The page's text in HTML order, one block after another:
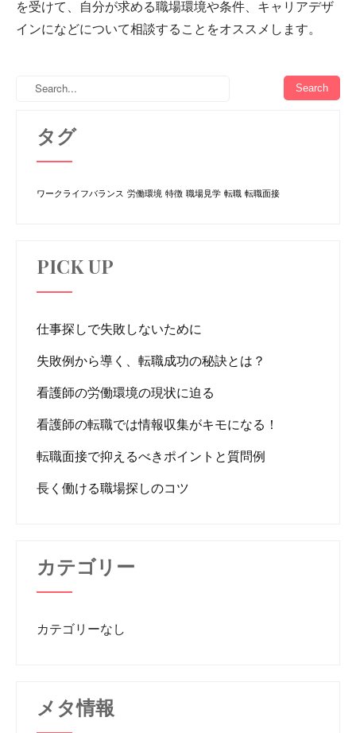
を受けて、自分が求める職場環境や条件、キャリアデザ
インになどについて相談することをオススメします。
タグ
ワークライフバランス 労働環境 特徴 職場見学 転職 転職面接
PICK UP
仕事探しで失敗しないために
失敗例から導く、転職成功の秘訣とは？
看護師の労働環境の現状に迫る
看護師の転職では情報収集がキモになる！
転職面接で抑えるべきポイントと質問例
長く働ける職場探しのコツ
カテゴリー
カテゴリーなし
メタ情報